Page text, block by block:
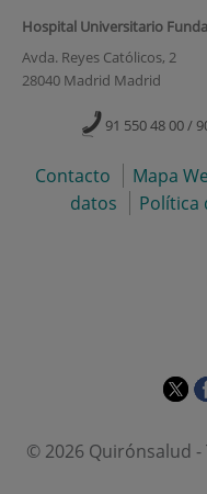
Hospital Universitario
Avda. Reyes Católicos, 2
28040 Madrid Madrid
91 550 48 00 /
Contacto Mapa
datos
Política
© 2026 Quirónsalud